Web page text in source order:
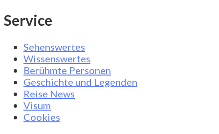
Service
Sehenswertes
Wissenswertes
Berühmte Personen
Geschichte und Legenden
Reise News
Visum
Cookies